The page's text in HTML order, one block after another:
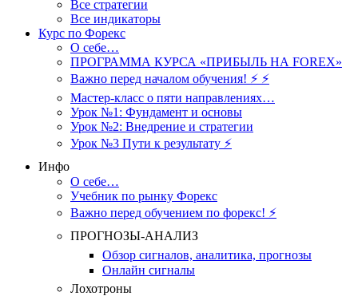
Все стратегии
Все индикаторы
Курс по Форекс
О себе…
ПРОГРАММА КУРСА «ПРИБЫЛЬ НА FOREX»
Важно перед началом обучения! ⚡ ⚡
Мастер-класс о пяти направлениях…
Урок №1: Фундамент и основы
Урок №2: Внедрение и стратегии
Урок №3 Пути к результату ⚡️
Инфо
О себе…
Учебник по рынку Форекс
Важно перед обучением по форекс! ⚡
ПРОГНОЗЫ-АНАЛИЗ
Обзор сигналов, аналитика, прогнозы
Онлайн сигналы
Лохотроны